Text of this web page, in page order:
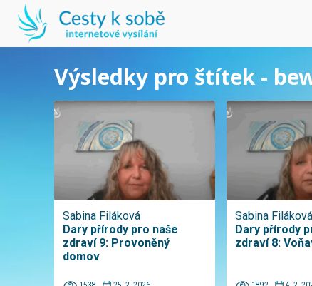
Výsledky pro štítek -
Sabina Filáková
Dary přírody pro naše
zdraví 9: Provoněný
domov
Sabina Filáková
Dary přírody
zdraví 8: